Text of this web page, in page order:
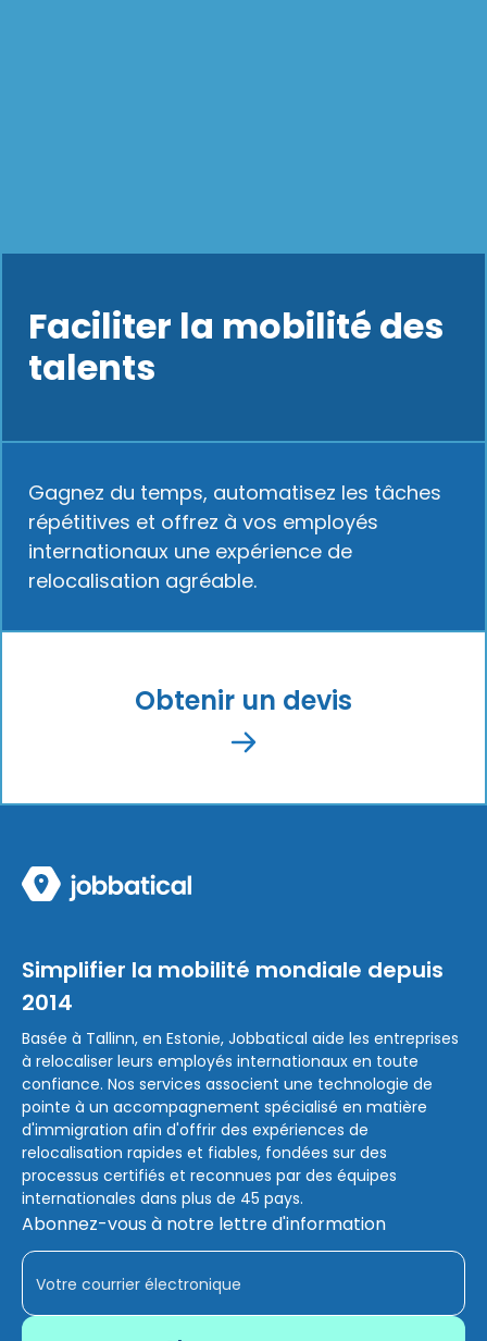
Faciliter la mobilité des
talents
Gagnez du temps, automatisez les tâches
répétitives et offrez à vos employés
internationaux une expérience de
relocalisation agréable.
Obtenir un devis
Simplifier la mobilité mondiale depuis
2014
Basée à Tallinn, en Estonie, Jobbatical aide les entreprises
à relocaliser leurs employés internationaux en toute
confiance. Nos services associent une technologie de
pointe à un accompagnement spécialisé en matière
d'immigration afin d'offrir des expériences de
relocalisation rapides et fiables, fondées sur des
processus certifiés et reconnues par des équipes
internationales dans plus de 45 pays.
Abonnez-vous à notre lettre d'information